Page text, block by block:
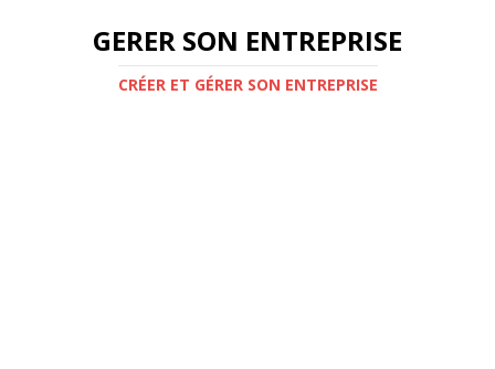
GERER SON ENTREPRISE
CRÉER ET GÉRER SON ENTREPRISE